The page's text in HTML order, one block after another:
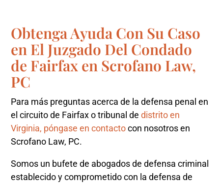
Obtenga Ayuda Con Su Caso
en El Juzgado Del Condado
de Fairfax en Scrofano Law,
PC
Para más preguntas acerca de la defensa penal en
el circuito de Fairfax o tribunal de distrito en
Virginia, póngase en contacto con nosotros en
Scrofano Law, PC.
Somos un bufete de abogados de defensa criminal
establecido y comprometido con la defensa de